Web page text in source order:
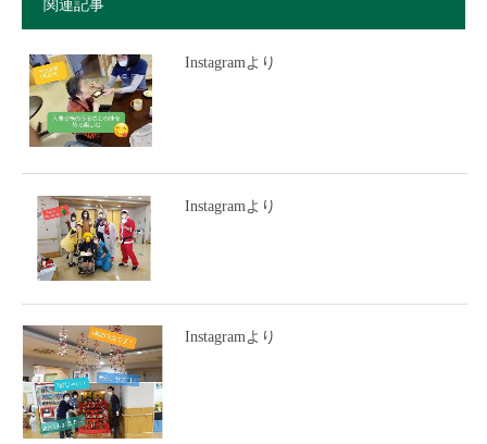
関連記事
Instagramより
Instagramより
Instagramより